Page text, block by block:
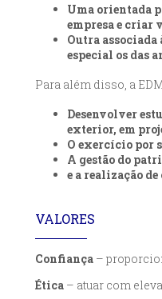
Uma orientada
empresa e criar
Outra
especial os das
Para além disso, a
Desenvolver
exterior, em
O exercício por
A gestão do
e a realização
VALORES
Confiança –
Ética – atuar com